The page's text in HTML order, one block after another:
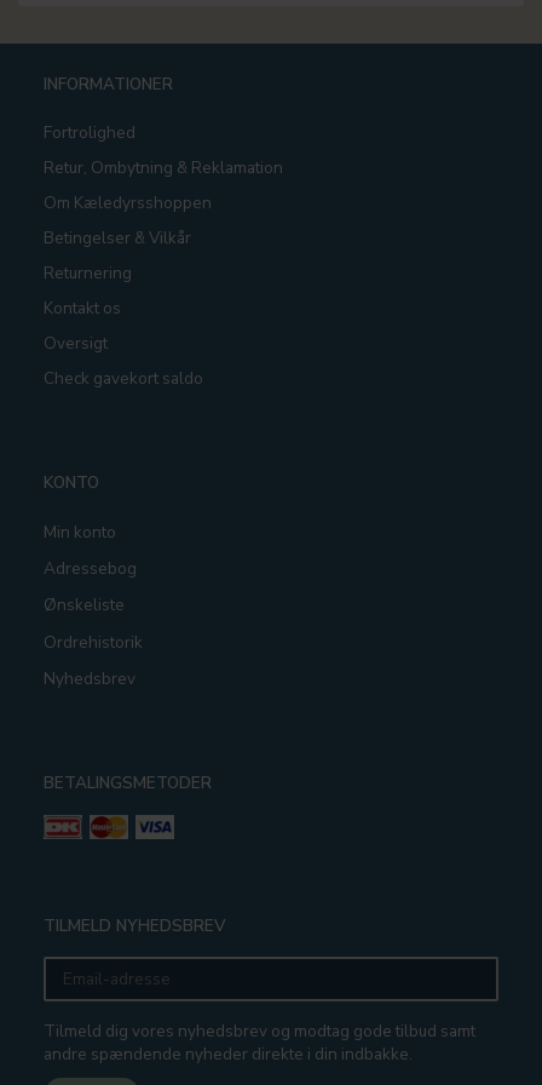
INFORMATIONER
Fortrolighed
Retur, Ombytning & Reklamation
Om Kæledyrsshoppen
Betingelser & Vilkår
Returnering
Kontakt os
Oversigt
Check gavekort saldo
KONTO
Min konto
Adressebog
Ønskeliste
Ordrehistorik
Nyhedsbrev
BETALINGSMETODER
TILMELD NYHEDSBREV
Email-
adresse
Tilmeld dig vores nyhedsbrev og modtag gode tilbud samt
andre spændende nyheder direkte i din indbakke.